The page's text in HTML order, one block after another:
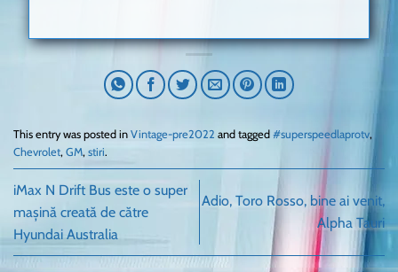
This entry was posted in Vintage-pre2022 and tagged #superspeedlaprotv,
Chevrolet, GM, stiri.
iMax N Drift Bus este o super
mașină creată de către
Hyundai Australia
Adio, Toro Rosso, bine ai venit,
Alpha Tauri